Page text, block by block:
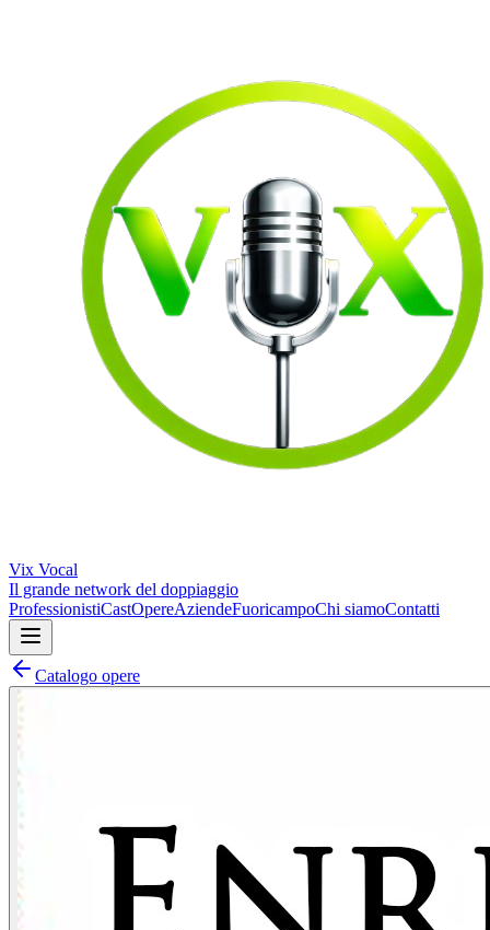
Vix Vocal
Il grande network del doppiaggio
ProfessionistiCastOpereAziendeFuoricampoChi siamoContatti
Catalogo opere